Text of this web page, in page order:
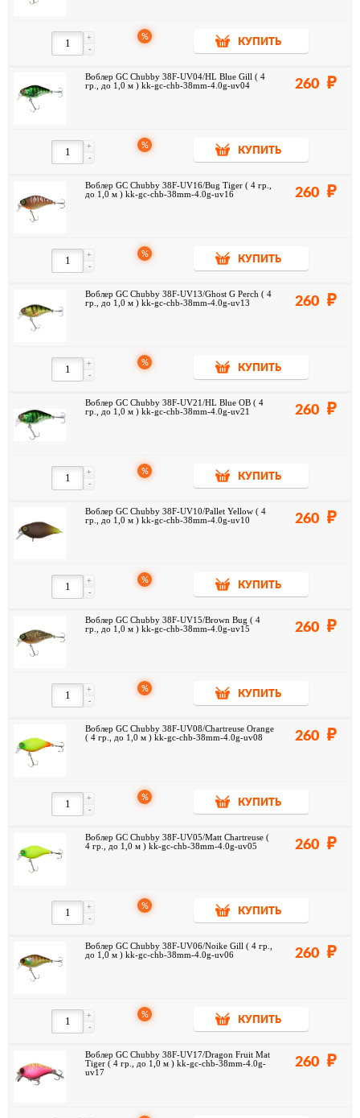
-
+ %
КУПИТЬ
Воблер GC Chubby 38F-UV04/HL Blue Gill ( 4
гр., до 1,0 м ) kk-gc-chb-38mm-4.0g-uv04
260
-
+ %
КУПИТЬ
Воблер GC Chubby 38F-UV16/Bug Tiger ( 4 гр.,
до 1,0 м ) kk-gc-chb-38mm-4.0g-uv16
260
-
+ %
КУПИТЬ
Воблер GC Chubby 38F-UV13/Ghost G Perch ( 4
гр., до 1,0 м ) kk-gc-chb-38mm-4.0g-uv13
260
-
+ %
КУПИТЬ
Воблер GC Chubby 38F-UV21/HL Blue OB ( 4
гр., до 1,0 м ) kk-gc-chb-38mm-4.0g-uv21
260
-
+ %
КУПИТЬ
Воблер GC Chubby 38F-UV10/Pallet Yellow ( 4
гр., до 1,0 м ) kk-gc-chb-38mm-4.0g-uv10
260
-
+ %
КУПИТЬ
Воблер GC Chubby 38F-UV15/Brown Bug ( 4
гр., до 1,0 м ) kk-gc-chb-38mm-4.0g-uv15
260
-
+ %
КУПИТЬ
Воблер GC Chubby 38F-UV08/Chartreuse Orange
( 4 гр., до 1,0 м ) kk-gc-chb-38mm-4.0g-uv08
260
-
+ %
КУПИТЬ
Воблер GC Chubby 38F-UV05/Matt Chartreuse (
4 гр., до 1,0 м ) kk-gc-chb-38mm-4.0g-uv05
260
-
+ %
КУПИТЬ
Воблер GC Chubby 38F-UV06/Noike Gill ( 4 гр.,
до 1,0 м ) kk-gc-chb-38mm-4.0g-uv06
260
-
+ %
КУПИТЬ
Воблер GC Chubby 38F-UV17/Dragon Fruit Mat
Tiger ( 4 гр., до 1,0 м ) kk-gc-chb-38mm-4.0g-
uv17
260